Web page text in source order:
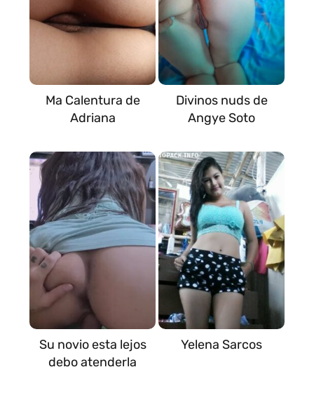
Ma Calentura de
Adriana
Divinos nuds de
Angye Soto
Su novio esta lejos
debo atenderla
Yelena Sarcos